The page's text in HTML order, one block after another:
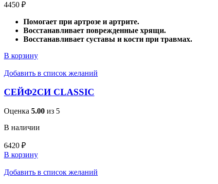
4450 ₽
Помогает при артрозе и артрите.
Восстанавливает поврежденные хрящи.
Восстанавливает суставы и кости при травмах.
В корзину
Добавить в список желаний
СЕЙФ2СИ CLASSIC
Оценка 5.00 из 5
В наличии
6420 ₽
В корзину
Добавить в список желаний